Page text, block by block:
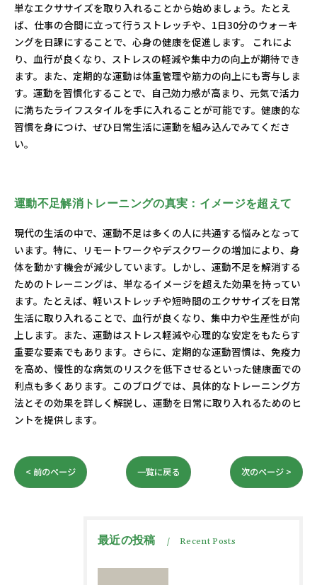
単なエクササイズを取り入れることから始めましょう。たとえ
ば、仕事の合間に立って行うストレッチや、1日30分のウォーキ
ングを日課にすることで、心身の健康を促進します。 これによ
り、血行が良くなり、ストレスの軽減や集中力の向上が期待でき
ます。また、定期的な運動は体重管理や筋力の向上にも寄与しま
す。運動を習慣化することで、自己効力感が高まり、元気で活力
に満ちたライフスタイルを手に入れることが可能です。健康的な
習慣を身につけ、ぜひ日常生活に運動を組み込んでみてくださ
い。
運動不足解消トレーニングの真実：イメージを超えて
現代の生活の中で、運動不足は多くの人に共通する悩みとなって
います。特に、リモートワークやデスクワークの増加により、身
体を動かす機会が減少しています。しかし、運動不足を解消する
ためのトレーニングは、単なるイメージを超えた効果を持ってい
ます。たとえば、軽いストレッチや短時間のエクササイズを日常
生活に取り入れることで、血行が良くなり、集中力や生産性が向
上します。また、運動はストレス軽減や心理的な安定をもたらす
重要な要素でもあります。さらに、定期的な運動習慣は、免疫力
を高め、慢性的な病気のリスクを低下させるといった健康面での
利点も多くあります。このブログでは、具体的なトレーニング方
法とその効果を詳しく解説し、運動を日常に取り入れるためのヒ
ントを提供します。
< 前のページ 一覧に戻る 次のページ >
最近の投稿 Recent Posts